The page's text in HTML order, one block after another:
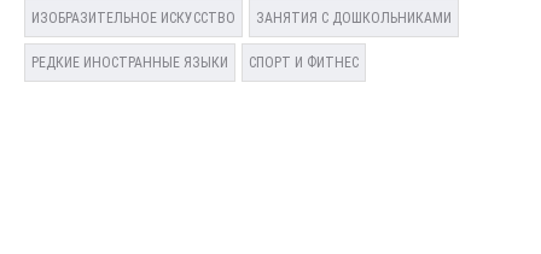
ИЗОБРАЗИТЕЛЬНОЕ ИСКУССТВО ЗАНЯТИЯ С ДОШКОЛЬНИКАМИ
РЕДКИЕ ИНОСТРАННЫЕ ЯЗЫКИ СПОРТ И ФИТНЕС